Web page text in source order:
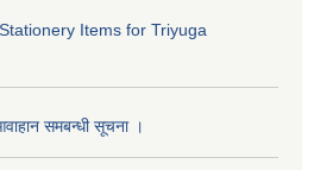
Items for Triyuga
समबन्धी सूचना ।